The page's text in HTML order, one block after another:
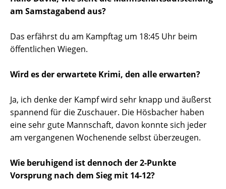
am Samstagabend aus?
Das erfährst du am Kampftag um 18:45 Uhr beim
öffentlichen Wiegen.
Wird es der erwartete Krimi, den alle erwarten?
Ja, ich denke der Kampf wird sehr knapp und äußerst
spannend für die Zuschauer. Die Hösbacher haben
eine sehr gute Mannschaft, davon konnte sich jeder
am vergangenen Wochenende selbst überzeugen.
Wie beruhigend ist dennoch der 2-Punkte
Vorsprung nach dem Sieg mit 14-12?